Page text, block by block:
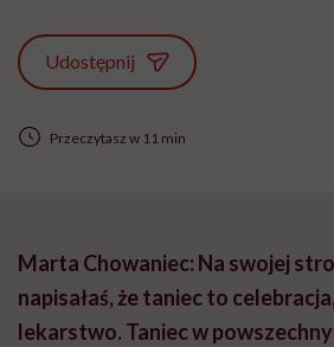
Udostępnij
Przeczytasz w 11 min
Marta Chowaniec: Na swojej
napisałaś, że taniec to
lekarstwo. Taniec w